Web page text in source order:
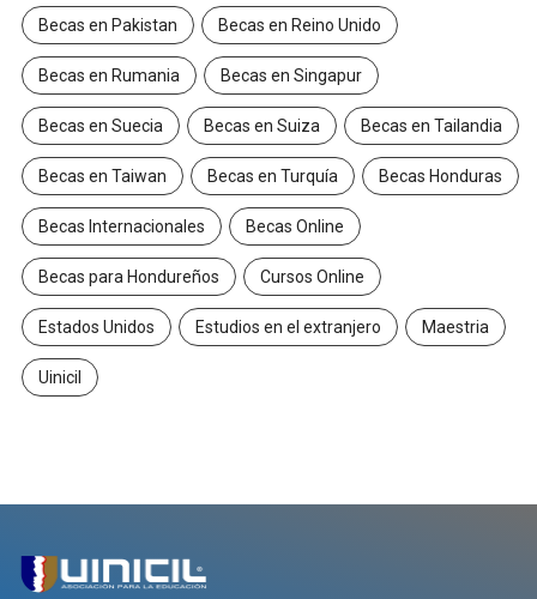
Becas en Pakistan Becas en Reino Unido
Becas en Rumania Becas en Singapur
Becas en Suecia Becas en Suiza Becas en Tailandia
Becas en Taiwan Becas en Turquía Becas Honduras
Becas Internacionales Becas Online
Becas para Hondureños Cursos Online
Estados Unidos Estudios en el extranjero Maestria
Uinicil